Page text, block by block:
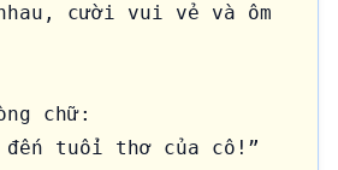
cười vui vẻ và ôm
chữ:
đến tuổi thơ của cô!”